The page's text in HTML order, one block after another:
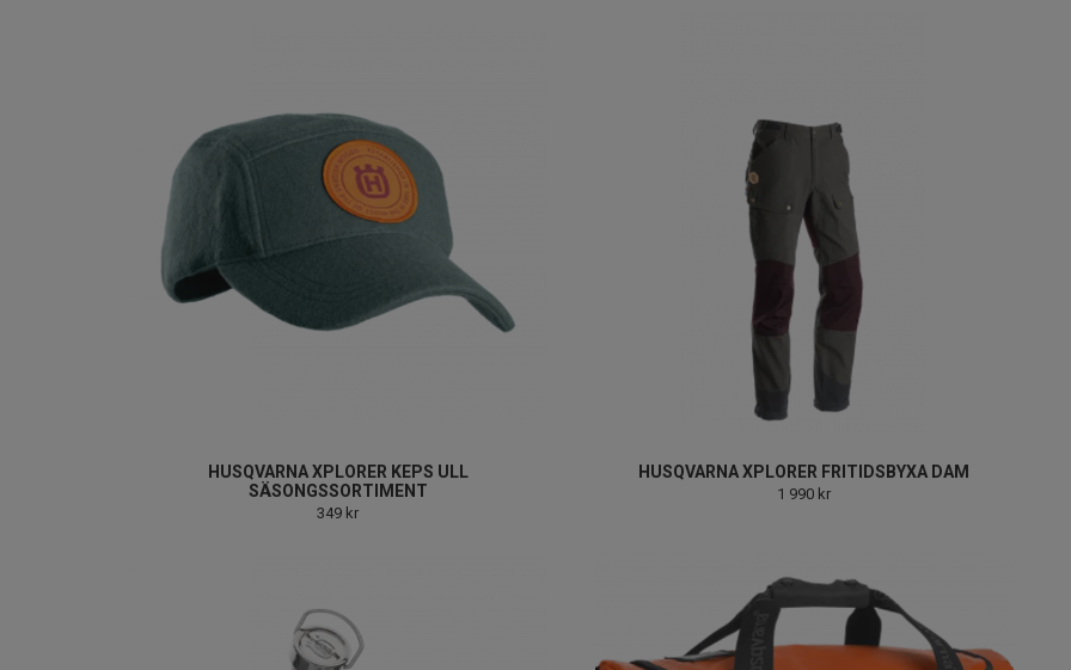
HUSQVARNA XPLORER KEPS ULL
SÄSONGSSORTIMENT
349 kr
HUSQVARNA XPLORER FRITIDSBYXA DAM
1 990 kr